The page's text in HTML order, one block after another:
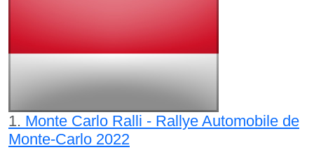
1. Monte Carlo Ralli - Rallye Automobile de
Monte-Carlo 2022